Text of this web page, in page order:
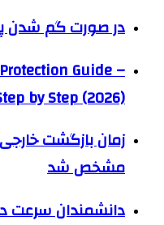
در صورت گم شدن
Guide –
by Step (2026)
زمان بازگشت
مشخص شد
دانشمندان سرعت